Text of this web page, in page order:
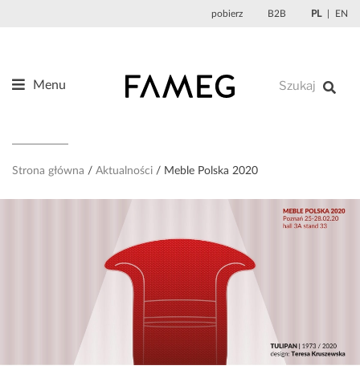
pobierz B2B PL EN
Menu
O nas
Projektanci
Referencje
Strona główna Aktualności Meble Polska 2020